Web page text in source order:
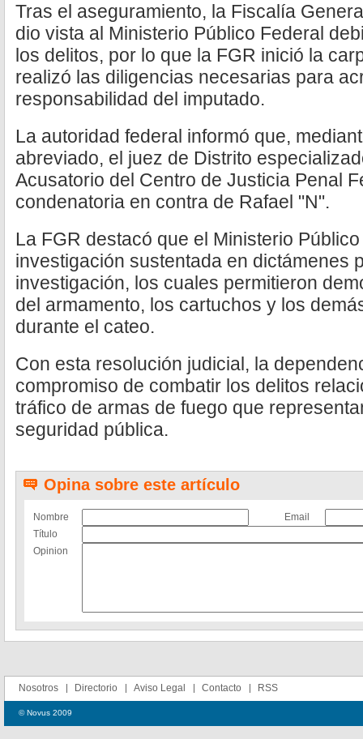
Tras el aseguramiento, la Fiscalía
dio vista al Ministerio Público Federal
los delitos, por lo que la FGR inició la
realizó las diligencias necesarias para
responsabilidad del imputado.
La autoridad federal informó que,
abreviado, el juez de Distrito
Acusatorio del Centro de Justicia Penal
condenatoria en contra de Rafael "N".
La FGR destacó que el Ministerio
investigación sustentada en dictámenes
investigación, los cuales permitieron
del armamento, los cartuchos y los
durante el cateo.
Con esta resolución judicial, la
compromiso de combatir los delitos
tráfico de armas de fuego que
seguridad pública.
Opina sobre este artículo
Nombre
Email
Título
Opinion
Nosotros Directorio Aviso Legal Contacto RSS
© Novus 2009